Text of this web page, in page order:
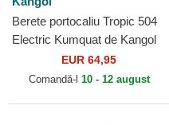
Berete portocaliu Tropic 504
Electric Kumquat de Kangol
EUR 64,95
Comandă-l 10 - 12 august